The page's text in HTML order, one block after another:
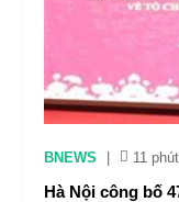
BNEWS 11
Hà Nội công bố